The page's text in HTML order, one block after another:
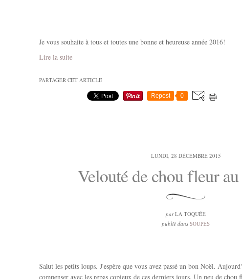
Je vous souhaite à tous et toutes une bonne et heureuse année 2016!
Lire la suite
PARTAGER CET ARTICLE
Repost 0
LUNDI, 28 DÉCEMBRE 2015
Velouté de chou fleur
parLA TOQUÉE
publié dans SOUPES
Salut les petits loups. J'espère que vous avez passé un bon Noël.
compenser avec les repas copieux de ces derniers jours. Un peu de chou